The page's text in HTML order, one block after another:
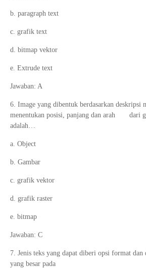
b. paragraph text
c. grafik text
d. bitmap vektor
e. Extrude text
Jawaban: A
6. Image yang dibentuk berdasarkan deskripsi
menentukan posisi, panjang dan arah dari
adalah…
a. Object
b. Gambar
c. grafik vektor
d. grafik raster
e. bitmap
Jawaban: C
7. Jenis teks yang dapat diberi opsi format
yang besar pada